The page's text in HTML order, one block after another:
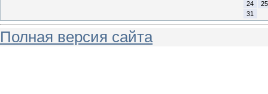
24
25
31
Полная версия сайта